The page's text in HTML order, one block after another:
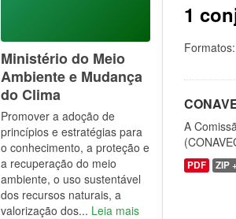
1
Formatos:
A
PDF ZIP
Ministério do Meio
Ambiente e Mudança
do Clima
Promover a adoção de
princípios e estratégias para
o conhecimento, a proteção e
a recuperação do meio
ambiente, o uso sustentável
dos recursos naturais, a
valorização dos... Leia mais